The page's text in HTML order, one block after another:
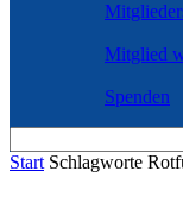
Mitglied
Spenden
Start Schlagworte